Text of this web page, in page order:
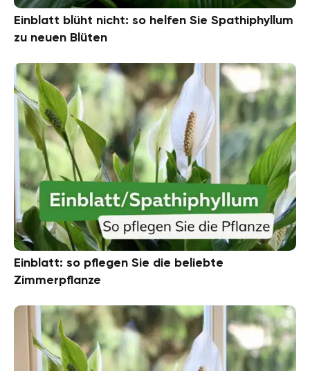
Einblatt blüht nicht: so helfen Sie Spathiphyllum
zu neuen Blüten
Einblatt: so pflegen Sie die beliebte
Zimmerpflanze